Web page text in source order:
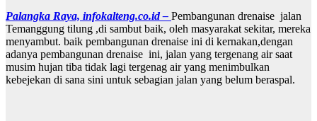
Palangka Raya, infokalteng.co.id – Pembangunan drenaise jalan
Temanggung tilung ,di sambut baik, oleh masyarakat sekitar, mereka
menyambut. baik pembangunan drenaise ini di kernakan,dengan
adanya pembangunan drenaise ini, jalan yang tergenang air saat
musim hujan tiba tidak lagi tergenag air yang menimbulkan
kebejekan di sana sini untuk sebagian jalan yang belum beraspal.